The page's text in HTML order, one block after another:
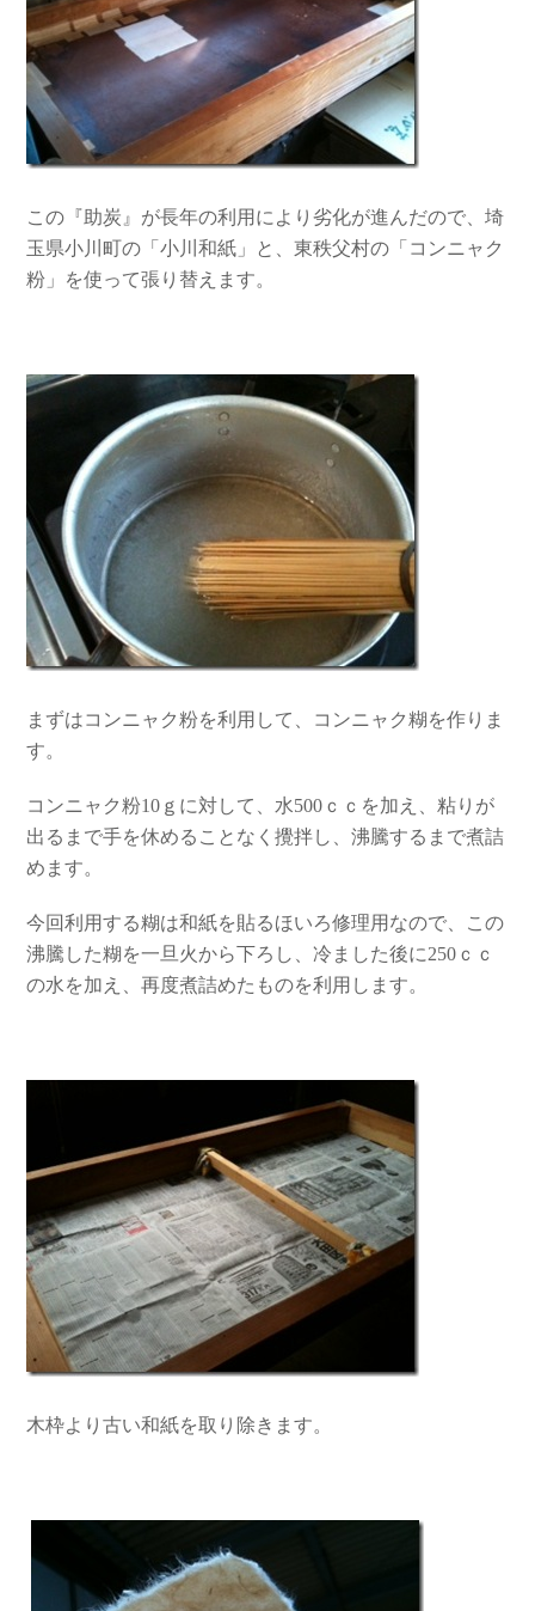
この『助炭』が長年の利用により劣化が進んだので、埼
玉県小川町の「小川和紙」と、東秩父村の「コンニャク
粉」を使って張り替えます。
まずはコンニャク粉を利用して、コンニャク糊を作りま
す。
コンニャク粉10ｇに対して、水500ｃｃを加え、粘りが
出るまで手を休めることなく攪拌し、沸騰するまで煮詰
めます。
今回利用する糊は和紙を貼るほいろ修理用なので、この
沸騰した糊を一旦火から下ろし、冷ました後に250ｃｃ
の水を加え、再度煮詰めたものを利用します。
木枠より古い和紙を取り除きます。